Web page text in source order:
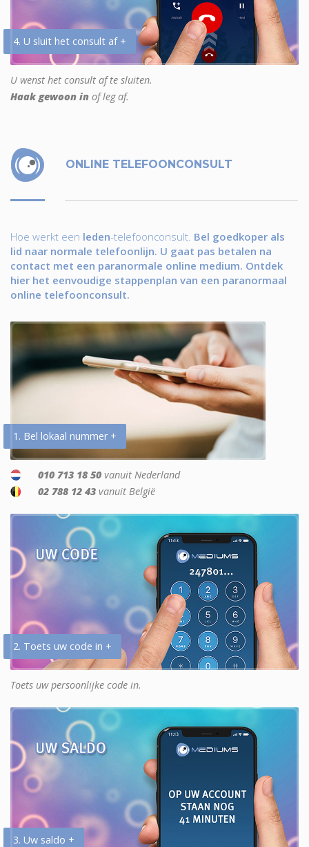
4. U sluit het consult af +
U wenst het consult af te sluiten.
Haak gewoon in of leg af.
ONLINE TELEFOONCONSULT
Hoe werkt een leden-telefoonconsult. Bel goedkoper als
lid naar normale telefoonlijn. U gaat pas betalen na
contact met een paranormale online medium. Ontdek
hier het eenvoudige stappenplan van een paranormaal
online telefoonconsult.
1. Bel lokaal nummer +
010 713 18 50 vanuit Nederland
02 788 12 43 vanuit België
2. Toets uw code in +
Toets uw persoonlijke code in.
3. Uw saldo +